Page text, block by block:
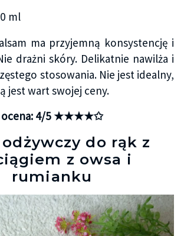
ml
ma przyjemną konsystencję i
drażni skóry. Delikatnie nawilża i
stosowania. Nie jest idealny,
jest wart swojej ceny.
ocena: 4/5 ★★★★✩
do rąk z
z owsa i
rumianku